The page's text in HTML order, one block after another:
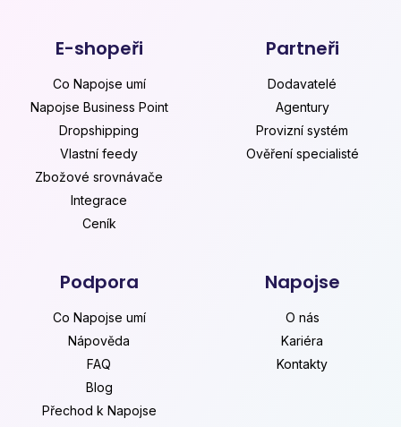
E-shopeři
Co Napojse umí
Napojse Business Point
Dropshipping
Vlastní feedy
Zbožové srovnávače
Integrace
Ceník
Partneři
Dodavatelé
Agentury
Provizní systém
Ověření specialisté
Podpora
Co Napojse umí
Nápověda
FAQ
Blog
Přechod k Napojse
Napojse
O nás
Kariéra
Kontakty